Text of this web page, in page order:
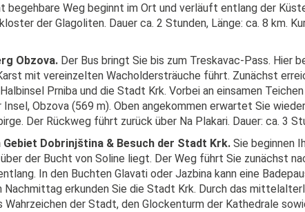
begehbare Weg beginnt im Ort und verläuft entlang der
der Glagoliten. Dauer ca. 2 Stunden, Länge: ca. 8 km.
Obzova. Der Bus bringt Sie bis zum Treskavac-Pass. Hier
mit vereinzelten Wacholdersträuche führt. Zunächst
Prniba und die Stadt Krk. Vorbei an einsamen
Obzova (569 m). Oben angekommen erwartet Sie
Der Rückweg führt zurück über Na Plakari. Dauer: ca. 3
Gebiet Dobrinjština & Besuch der Stadt Krk. Sie beginnen
der Bucht von Soline liegt. Der Weg führt Sie zunächst
In den Buchten Glavati oder Jazbina kann eine
Nachmittag erkunden Sie die Stadt Krk. Durch das
Wahrzeichen der Stadt, den Glockenturm der Kathedrale